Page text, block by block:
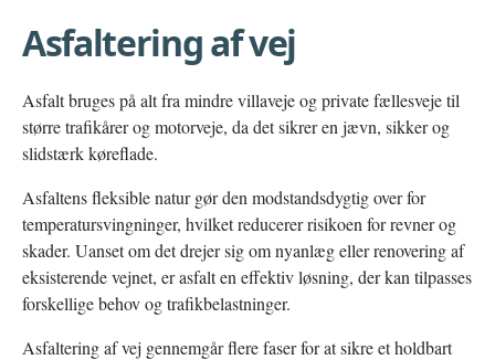
Asfaltering af vej
Asfalt bruges på alt fra mindre villaveje og private fællesveje til
større trafikårer og motorveje, da det sikrer en jævn, sikker og
slidstærk køreflade.
Asfaltens fleksible natur gør den modstandsdygtig over for
temperatursvingninger, hvilket reducerer risikoen for revner og
skader. Uanset om det drejer sig om nyanlæg eller renovering af
eksisterende vejnet, er asfalt en effektiv løsning, der kan tilpasses
forskellige behov og trafikbelastninger.
Asfaltering af vej gennemgår flere faser for at sikre et holdbart